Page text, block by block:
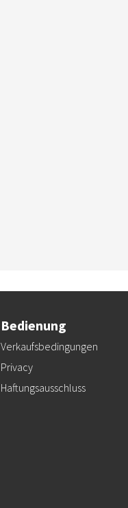
Bedienung
Verkaufsbedingungen
Privacy
Haftungsausschluss